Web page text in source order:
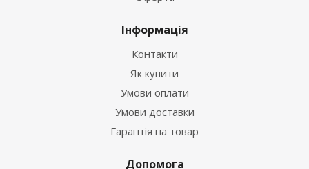
Інформація
Контакти
Як купити
Умови оплати
Умови доставки
Гарантія на товар
Допомога